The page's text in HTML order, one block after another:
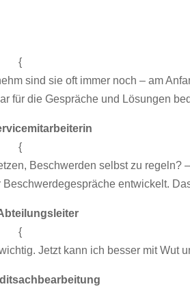
{
sind sie oft immer noch – am
für die Gespräche und Lösungen
{
Beschwerden selbst zu regeln?
entwickelt.
{
Jetzt kann ich besser mit Wut